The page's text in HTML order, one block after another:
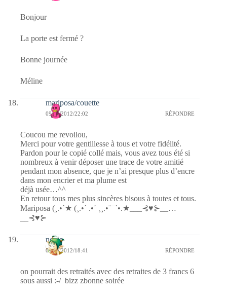
Bonjour
La porte est fermé ?
Bonne journée
Méline
mariposa/couette
09/05/2012/22:02 RÉPONDRE
Coucou me revoilou,
Merci pour votre gentillesse à tous et votre fidélité.
Pardon pour le copié collé mais, vous avez tous été si
nombreux à venir déposer une trace de votre amitié
pendant mon absence, que je n’ai presque plus d’encre
dans mon encrier et ma plume est
déjà usée…^^
En retour tous mes plus sincères bisous à toutes et tous.
Mariposa (¸.•´★ (¸.•´ .•´ ¸¸.•¨¯`•.★___⊰♥⊱__…
__⊰♥⊱
nessa
09/05/2012/18:41 RÉPONDRE
on pourrait des retraités avec des retraites de 3 francs 6
sous aussi :-/ bizz zbonne soirée